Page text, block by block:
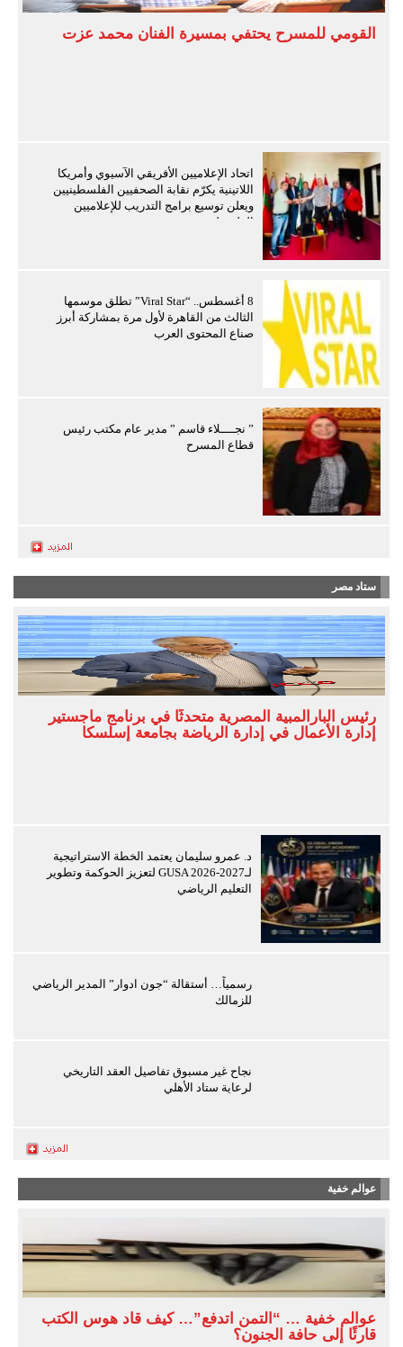
القومي للمسرح يحتفي بمسيرة الفنان محمد عزت
اتحاد الإعلاميين الأفريقي الآسيوي وأمريكا
اللاتينية يكرّم نقابة الصحفيين الفلسطينيين
ويعلن توسيع برامج التدريب للإعلاميين
الفلسطينيين
8 أغسطس.. “Viral Star” تطلق موسمها
الثالث من القاهرة لأول مرة بمشاركة أبرز
صناع المحتوى العرب
” نجــــلاء قاسم ” مدير عام مكتب رئيس
قطاع المسرح
ستاد مصر
رئيس البارالمبية المصرية متحدثًا في برنامج ماجستير
إدارة الأعمال في إدارة الرياضة بجامعة إسلسكا
د. عمرو سليمان يعتمد الخطة الاستراتيجية
لـGUSA 2026-2027 لتعزيز الحوكمة وتطوير
التعليم الرياضي
رسمياً… أستقالة “جون ادوار” المدير الرياضي
للزمالك
نجاح غير مسبوق تفاصيل العقد التاريخي
لرعاية ستاد الأهلي
عوالم خفية
عوالم خفية … “التمن اتدفع”… كيف قاد هوس الكتب
قارئًا إلى حافة الجنون؟